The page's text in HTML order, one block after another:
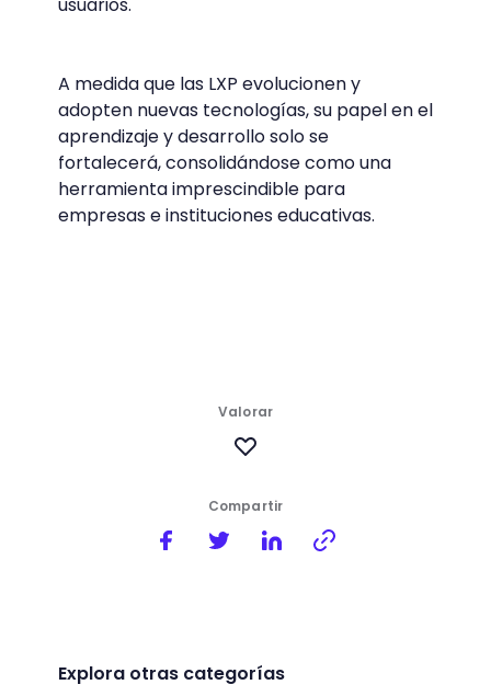
A medida que las LXP evolucionen y
adopten nuevas tecnologías, su papel en el
aprendizaje y desarrollo solo se
fortalecerá, consolidándose como una
herramienta imprescindible para
empresas e instituciones educativas.
Compartir
Valorar
Explora otras categorías